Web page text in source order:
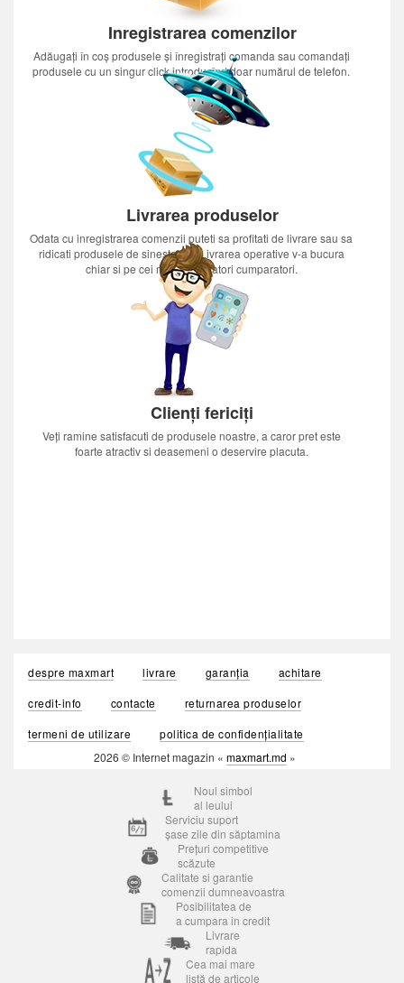
Inregistrarea comenzilor
Adăugați în coș produsele și înregistrați comanda sau comandați
produsele cu un singur click introducînd doar numărul de telefon.
Livrarea produselor
Odata cu inregistrarea comenzii puteti sa profitati de livrare sau sa
ridicati produsele de sinestatator.Livrarea operative v-a bucura
chiar si pe cei mai nerabdatori cumparatori.
Clienți fericiți
Veți ramine satisfacuti de produsele noastre, a caror pret este
foarte atractiv si deasemeni o deservire placuta.
despre maxmart livrare garanția
achitare
credit-info
contacte
returnarea produselor
termeni de utilizare
politica de confidențialitate
2026 © Internet magazin « maxmart.md »
Noul simbol
al leului
Serviciu suport
șase zile din săptamina
Prețuri competitive
scăzute
Calitate si garantie
comenzii dumneavoastra
Posibilitatea de
a cumpara in credit
Livrare
rapida
Cea mai mare
listă de articole